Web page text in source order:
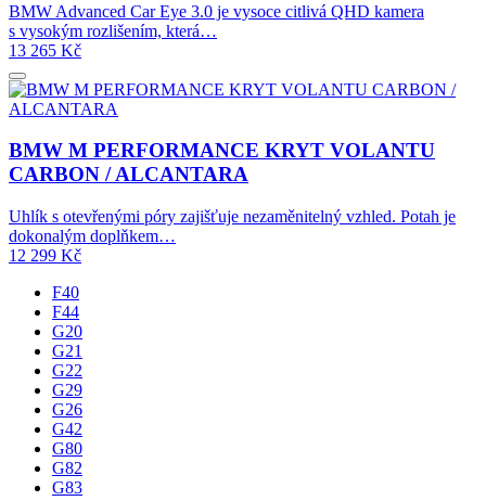
BMW Advanced Car Eye 3.0 je vysoce citlivá QHD kamera
s vysokým rozlišením, která…
13 265 Kč
BMW M PERFORMANCE KRYT VOLANTU
CARBON / ALCANTARA
Uhlík s otevřenými póry zajišťuje nezaměnitelný vzhled. Potah je
dokonalým doplňkem…
12 299 Kč
F40
F44
G20
G21
G22
G29
G26
G42
G80
G82
G83